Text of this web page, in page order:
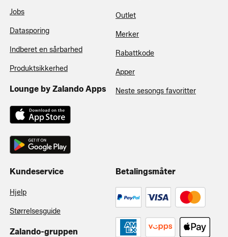
Jobs
Datasporing
Indberet en sårbarhed
Produktsikkerhed
Lounge by Zalando Apps
Outlet
Merker
Rabattkode
Apper
Neste sesongs favoritter
Kundeservice
Hjelp
Størrelsesguide
Zalando-gruppen
Betalingsmåter